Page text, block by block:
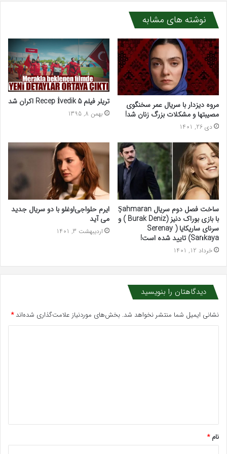
نوشته های مشابه
مروه دیزدار با سریال عمر سخنگوی
مصیبتها و مشکلات بزرگ زنان شد!
دی 26, 1401
تریلر فیلم Recep İvedik 5 اکران شد
بهمن 8, 1395
ساخت فصل دوم سریال Şahmaran
با بازی بوراک دنیز (Burak Deniz ) و
سرنای ساریکایا ( Serenay
Sarıkaya) تایید شده است!
خرداد 12, 1401
ایرم حلواجی‌اوغلو با دو سریال جدید
می آید
اردیبهشت 3, 1401
دیدگاهتان را بنویسید
نشانی ایمیل شما منتشر نخواهد شد. بخش‌های موردنیاز علامت‌گذاری شده‌اند*
*
نام*